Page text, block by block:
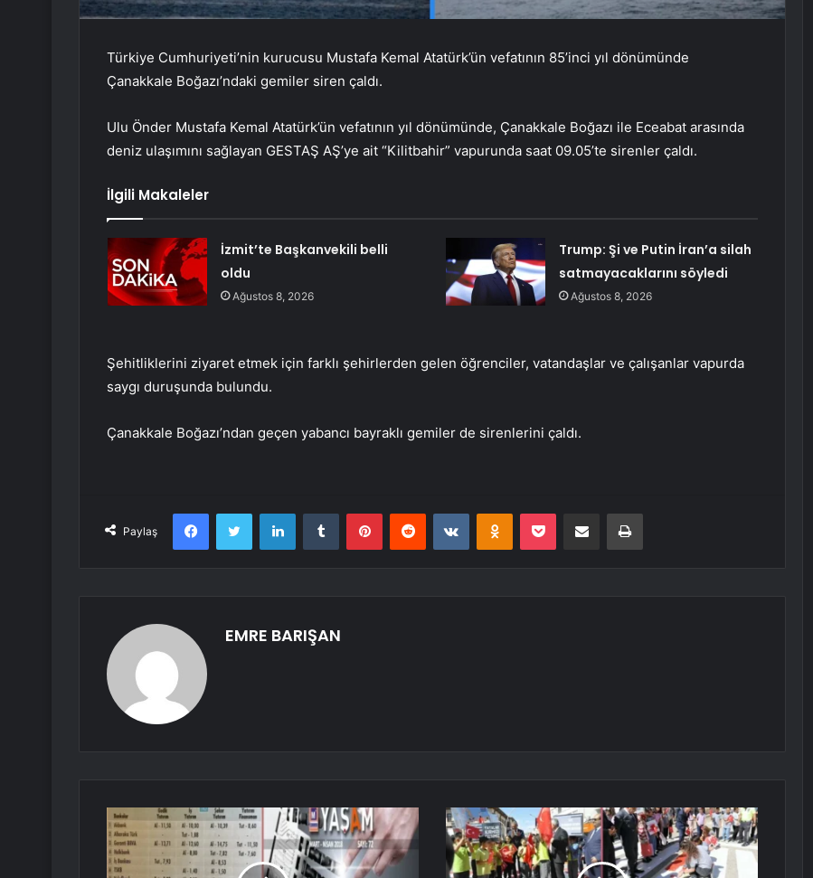
Türkiye Cumhuriyeti’nin kurucusu Mustafa Kemal Atatürk’ün vefatının 85’inci yıl dönümünde
Çanakkale Boğazı’ndaki gemiler siren çaldı.
Ulu Önder Mustafa Kemal Atatürk’ün vefatının yıl dönümünde, Çanakkale Boğazı ile Eceabat arasında
deniz ulaşımını sağlayan GESTAŞ AŞ’ye ait “Kilitbahir” vapurunda saat 09.05’te sirenler çaldı.
İlgili Makaleler
İzmit’te Başkanvekili belli
oldu
Ağustos 8, 2026
Trump: Şi ve Putin İran’a silah
satmayacaklarını söyledi
Ağustos 8, 2026
Şehitliklerini ziyaret etmek için farklı şehirlerden gelen öğrenciler, vatandaşlar ve çalışanlar vapurda
saygı duruşunda bulundu.
Çanakkale Boğazı’ndan geçen yabancı bayraklı gemiler de sirenlerini çaldı.
Paylaş
FacebookTwitter LinkedInTumblr PinterestReddit VKontakteOdnoklassniki
Pocket E-Posta ile paylaş Yazdır
EMRE BARIŞAN